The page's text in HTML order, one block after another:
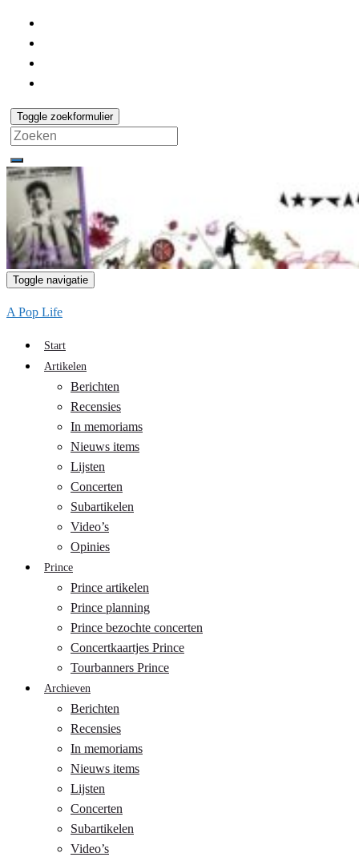
Toggle zoekformulier
Search
for:
Toggle navigatie
A Pop Life
Start
Artikelen
Berichten
Recensies
In memoriams
Nieuws items
Lijsten
Concerten
Subartikelen
Video’s
Opinies
Prince
Prince artikelen
Prince planning
Prince bezochte concerten
Concertkaartjes Prince
Tourbanners Prince
Archieven
Berichten
Recensies
In memoriams
Nieuws items
Lijsten
Concerten
Subartikelen
Video’s